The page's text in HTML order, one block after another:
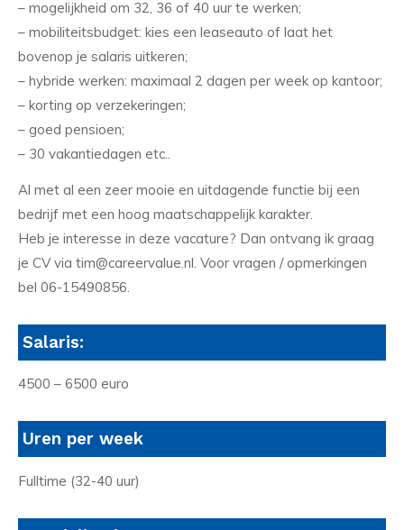
– mogelijkheid om 32, 36 of 40 uur te werken;
– mobiliteitsbudget: kies een leaseauto of laat het
bovenop je salaris uitkeren;
– hybride werken: maximaal 2 dagen per week op kantoor;
– korting op verzekeringen;
– goed pensioen;
– 30 vakantiedagen etc..
Al met al een zeer mooie en uitdagende functie bij een
bedrijf met een hoog maatschappelijk karakter.
Heb je interesse in deze vacature? Dan ontvang ik graag
je CV via tim@careervalue.nl. Voor vragen / opmerkingen
bel 06-15490856.
Salaris:
4500 – 6500 euro
Uren per week
Fulltime (32-40 uur)